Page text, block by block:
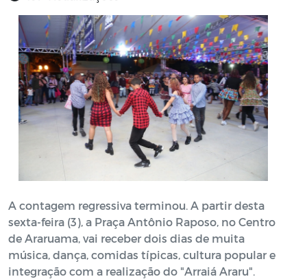
A contagem regressiva terminou. A partir desta
sexta-feira (3), a Praça Antônio Raposo, no Centro
de Araruama, vai receber dois dias de muita
música, dança, comidas típicas, cultura popular e
integração com a realização do "Arraiá Araru".